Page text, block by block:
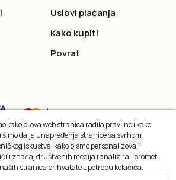
Uslovi plaćanja
Kako kupiti
Povrat
kako bi ova web stranica radila pravilno i kako
dalja unapređenja stranice sa svrhom
iskustva, kako bismo personalizovali
značaj društvenih medija i analizirali promet.
stranica prihvatate upotrebu kolačića.